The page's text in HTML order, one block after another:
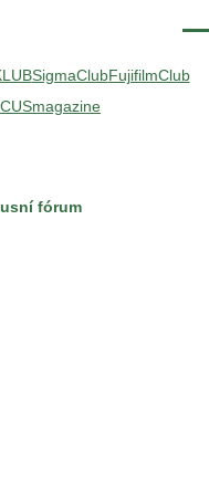
SigmaClubFujifilmClub
fórum